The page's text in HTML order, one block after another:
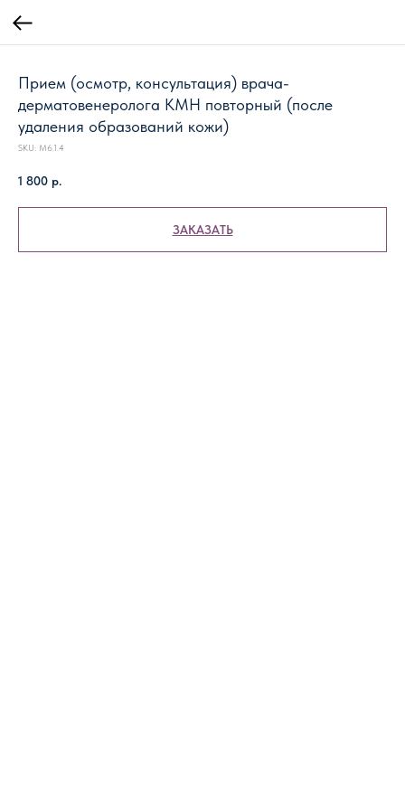
Прием (осмотр, консультация) врача-
дерматовенеролога КМН повторный (после
удаления образований кожи)
SKU: М6.1.4
1 800 р.
ЗАКАЗАТЬ